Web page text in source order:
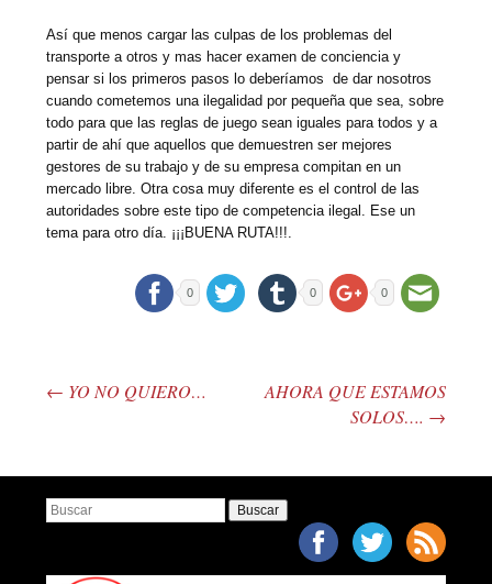
Así que menos cargar las culpas de los problemas del
transporte a otros y mas hacer examen de conciencia y
pensar si los primeros pasos lo deberíamos de dar nosotros
cuando cometemos una ilegalidad por pequeña que sea, sobre
todo para que las reglas de juego sean iguales para todos y a
partir de ahí que aquellos que demuestren ser mejores
gestores de su trabajo y de su empresa compitan en un
mercado libre. Otra cosa muy diferente es el control de las
autoridades sobre este tipo de competencia ilegal. Ese un
tema para otro día. ¡¡¡BUENA RUTA!!!.
0 0 0
Post navigation
← YO NO QUIERO…
AHORA QUE ESTAMOS
SOLOS…. →
Buscar